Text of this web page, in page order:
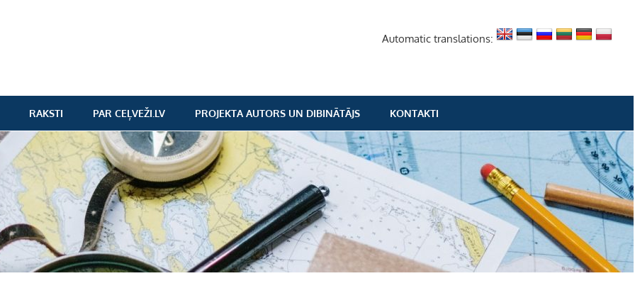
Automatic translations:
RAKSTI PAR CEĻVEŽI.LV PROJEKTA AUTORS UN DIBINĀTĀJS KONTAKTI